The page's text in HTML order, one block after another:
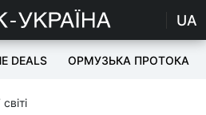
UA
DEALS ОРМУЗЬКА ПРОТОКА